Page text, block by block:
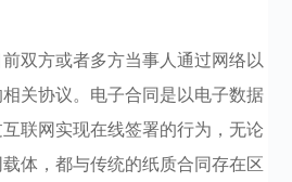
双方或者多方当事人通过网络以
关协议。电子合同是以电子数据
联网实现在线签署的行为，无论
体，都与传统的纸质合同存在区